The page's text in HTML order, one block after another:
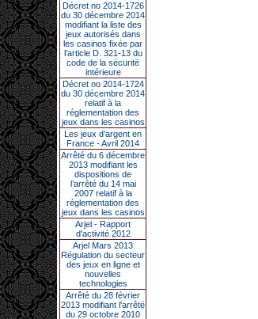
Décret no 2014-1726
du 30 décembre 2014
modifiant la liste des
jeux autorisés dans
les casinos fixée par
l’article D. 321-13 du
code de la sécurité
intérieure
Décret no 2014-1724
du 30 décembre 2014
relatif à la
réglementation des
jeux dans les casinos
Les jeux d’argent en
France - Avril 2014
Arrêté du 6 décembre
2013 modifiant les
dispositions de
l’arrêté du 14 mai
2007 relatif à la
réglementation des
jeux dans les casinos
Arjel - Rapport
d'activité 2012
Arjel Mars 2013
Régulation du secteur
des jeux en ligne et
nouvelles
technologies
Arrêté du 28 février
2013 modifiant l'arrêté
du 29 octobre 2010